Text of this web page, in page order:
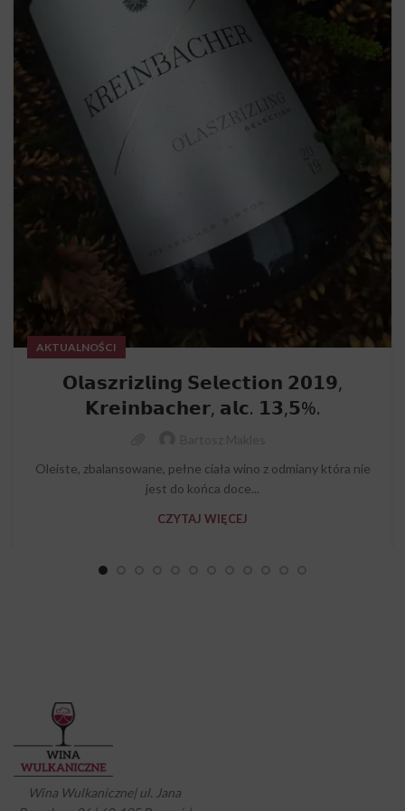
AKTUALNOŚCI
𝗢𝗹𝗮𝘀𝘇𝗿𝗶𝘇𝗹𝗶𝗻𝗴 𝗦𝗲𝗹𝗲𝗰𝘁𝗶𝗼𝗻 𝟮𝟬𝟭𝟵,
𝗞𝗿𝗲𝗶𝗻𝗯𝗮𝗰𝗵𝗲𝗿, 𝗮𝗹𝗰. 𝟭𝟯,𝟱%.
Oleiste, zbalansowane, pełne ciała wino z odmiany która nie
jest do końca doce...
CZYTAJ WIĘCEJ
Wina Wulkaniczne| ul. Jana